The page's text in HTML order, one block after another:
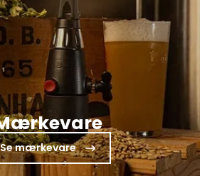
Se mærkevare